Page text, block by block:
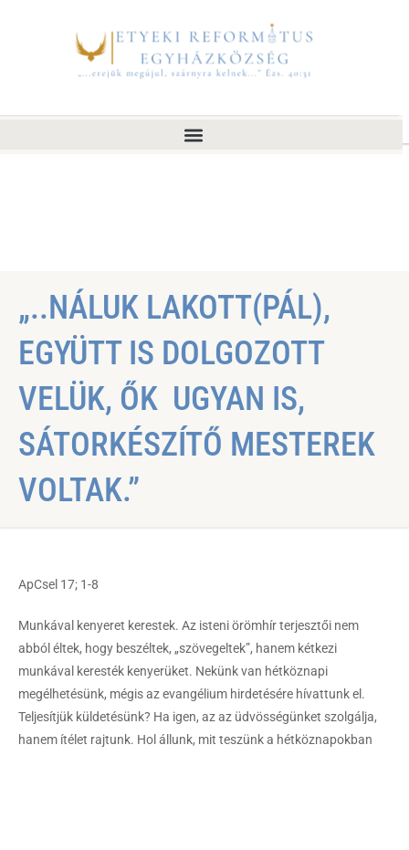
„..NÁLUK LAKOTT(PÁL),
EGYÜTT IS DOLGOZOTT
VELÜK, ŐK UGYAN IS,
SÁTORKÉSZÍTŐ MESTEREK
VOLTAK.”
ApCsel 17; 1-8
Munkával kenyeret kerestek. Az isteni örömhír terjesztői nem
abból éltek, hogy beszéltek, „szövegeltek”, hanem kétkezi
munkával keresték kenyerüket. Nekünk van hétköznapi
megélhetésünk, mégis az evangélium hirdetésére hívattunk el.
Teljesítjük küldetésünk? Ha igen, az az üdvösségünket szolgálja,
hanem ítélet rajtunk. Hol állunk, mit teszünk a hétköznapokban